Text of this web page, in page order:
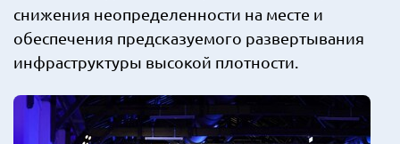
снижения неопределенности на месте и
обеспечения предсказуемого развертывания
инфраструктуры высокой плотности.